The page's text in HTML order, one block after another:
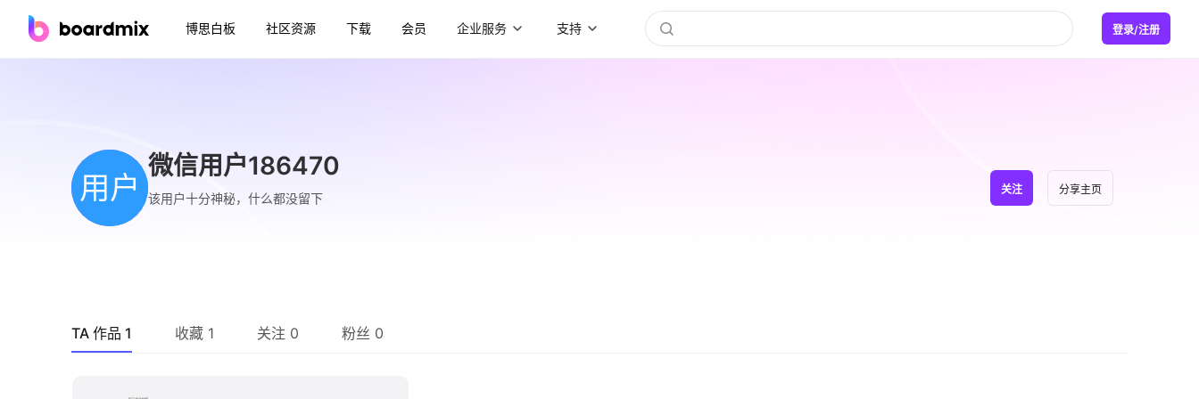
博思白板 社区资源 下载 会员 企业服务 支持 登录/注册
用户
微信用户186470
该用户十分神秘，什么都没留下
关注 分享主页
TA 作品 1 收藏 1 关注 0 粉丝 0